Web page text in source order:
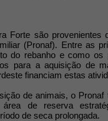
Forte são provenientes
(Pronaf). Entre as
do rebanho e como os
para a aquisição de
financiam estas
de animais, o
de reserva
de seca prolongada.